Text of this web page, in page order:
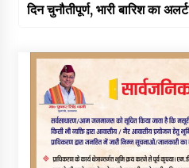
दिन चुनौतीपूर्ण, भारी बारिश का अलर्ट